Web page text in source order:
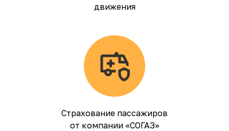
движения
Страхование пассажиров
от компании «СОГАЗ»